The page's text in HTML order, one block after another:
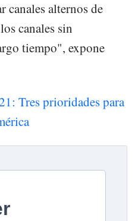
alternos de
canales sin
tiempo", expone
Tres prioridades para